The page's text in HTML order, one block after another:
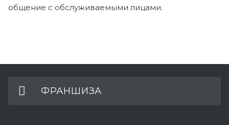
общение с обслуживаемыми лицами.
ФРАНШИЗА